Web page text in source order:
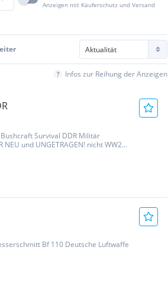
Anzeigen mit Käuferschutz und Versand
Infos zur Reihung der Anzeigen
Survival DDR Militär
NEU und UNGETRAGEN! nicht WW2
Bf 110 Deutsche Luftwaffe